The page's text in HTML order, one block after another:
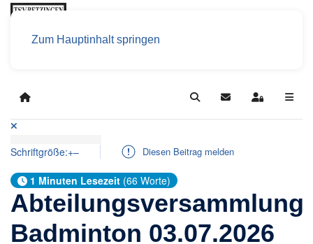
Zum Hauptinhalt springen
Home SearchUpdatesSign In
Schriftgröße:+– Diesen Beitrag melden
1 Minuten Lesezeit (66 Worte)
Abteilungsversammlung
Badminton 03.07.2026